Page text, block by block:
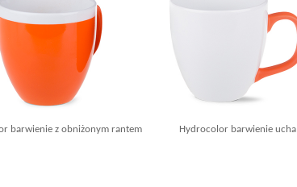
barwienie z obniżonym rantem Hydrocolor barwienie ucha